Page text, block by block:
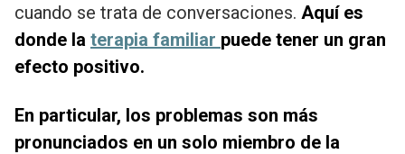
cuando se trata de conversaciones. Aquí es
donde la terapia familiar puede tener un gran
efecto positivo.
En particular, los problemas son más
pronunciados en un solo miembro de la